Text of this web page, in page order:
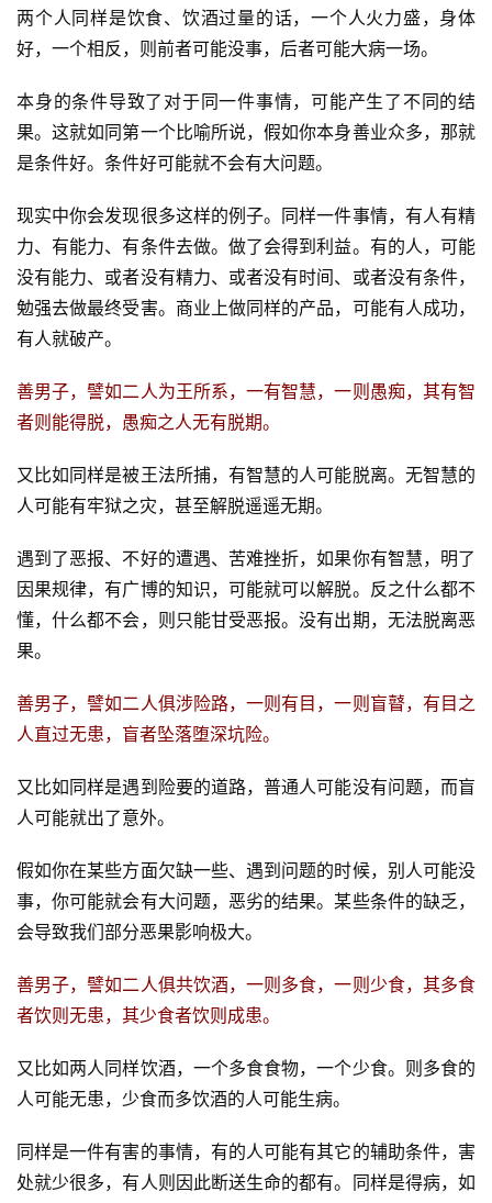
两个人同样是饮食、饮酒过量的话，一个人火力盛，身体
好，一个相反，则前者可能没事，后者可能大病一场。
本身的条件导致了对于同一件事情，可能产生了不同的结
果。这就如同第一个比喻所说，假如你本身善业众多，那就
是条件好。条件好可能就不会有大问题。
现实中你会发现很多这样的例子。同样一件事情，有人有精
力、有能力、有条件去做。做了会得到利益。有的人，可能
没有能力、或者没有精力、或者没有时间、或者没有条件，
勉强去做最终受害。商业上做同样的产品，可能有人成功，
有人就破产。
善男子，譬如二人为王所系，一有智慧，一则愚痴，其有智
者则能得脱，愚痴之人无有脱期。
又比如同样是被王法所捕，有智慧的人可能脱离。无智慧的
人可能有牢狱之灾，甚至解脱遥遥无期。
遇到了恶报、不好的遭遇、苦难挫折，如果你有智慧，明了
因果规律，有广博的知识，可能就可以解脱。反之什么都不
懂，什么都不会，则只能甘受恶报。没有出期，无法脱离恶
果。
善男子，譬如二人俱涉险路，一则有目，一则盲瞽，有目之
人直过无患，盲者坠落堕深坑险。
又比如同样是遇到险要的道路，普通人可能没有问题，而盲
人可能就出了意外。
假如你在某些方面欠缺一些、遇到问题的时候，别人可能没
事，你可能就会有大问题，恶劣的结果。某些条件的缺乏，
会导致我们部分恶果影响极大。
善男子，譬如二人俱共饮酒，一则多食，一则少食，其多食
者饮则无患，其少食者饮则成患。
又比如两人同样饮酒，一个多食食物，一个少食。则多食的
人可能无患，少食而多饮酒的人可能生病。
同样是一件有害的事情，有的人可能有其它的辅助条件，害
处就少很多，有人则因此断送生命的都有。同样是得病，如